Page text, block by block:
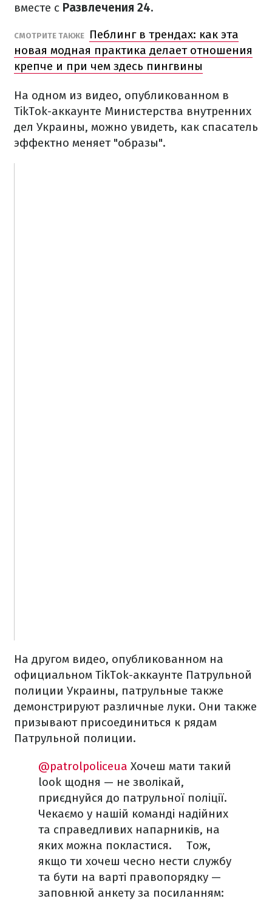
вместе с Развлечения 24.
СМОТРИТЕ ТАКЖЕ
Пеблинг в трендах: как эта
новая модная практика делает отношения
крепче и при чем здесь пингвины
На одном из видео, опубликованном в
TikTok-аккаунте Министерства внутренних
дел Украины, можно увидеть, как спасатель
эффектно меняет "образы".
На другом видео, опубликованном на
официальном TikTok-аккаунте Патрульной
полиции Украины, патрульные также
демонстрируют различные луки. Они также
призывают присоединиться к рядам
Патрульной полиции.
@patrolpoliceua Хочеш мати такий
look щодня — не зволікай,
приєднуйся до патрульної поліції.
Чекаємо у нашій команді надійних
та справедливих напарників, на
яких можна покластися. ⠀ Тож,
якщо ти хочеш чесно нести службу
та бути на варті правопорядку —
заповнюй анкету за посиланням: